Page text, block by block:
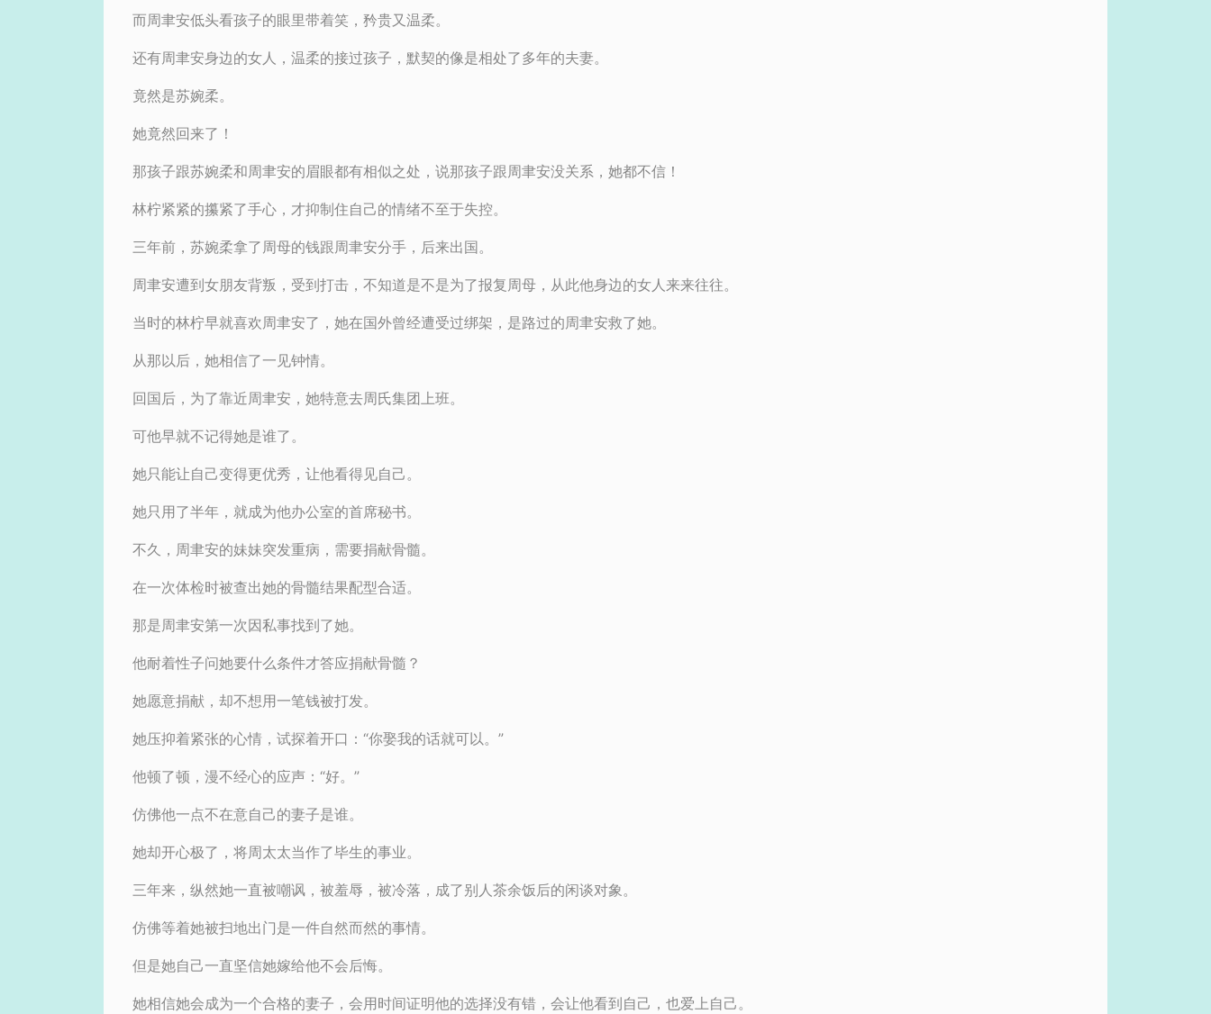
而周聿安低头看孩子的眼里带着笑，矜贵又温柔。
还有周聿安身边的女人，温柔的接过孩子，默契的像是相处了多年的夫妻。
竟然是苏婉柔。
她竟然回来了！
那孩子跟苏婉柔和周聿安的眉眼都有相似之处，说那孩子跟周聿安没关系，她都不信！
林柠紧紧的攥紧了手心，才抑制住自己的情绪不至于失控。
三年前，苏婉柔拿了周母的钱跟周聿安分手，后来出国。
周聿安遭到女朋友背叛，受到打击，不知道是不是为了报复周母，从此他身边的女人来来往往。
当时的林柠早就喜欢周聿安了，她在国外曾经遭受过绑架，是路过的周聿安救了她。
从那以后，她相信了一见钟情。
回国后，为了靠近周聿安，她特意去周氏集团上班。
可他早就不记得她是谁了。
她只能让自己变得更优秀，让他看得见自己。
她只用了半年，就成为他办公室的首席秘书。
不久，周聿安的妹妹突发重病，需要捐献骨髓。
在一次体检时被查出她的骨髓结果配型合适。
那是周聿安第一次因私事找到了她。
他耐着性子问她要什么条件才答应捐献骨髓？
她愿意捐献，却不想用一笔钱被打发。
她压抑着紧张的心情，试探着开口：“你娶我的话就可以。”
他顿了顿，漫不经心的应声：“好。”
仿佛他一点不在意自己的妻子是谁。
她却开心极了，将周太太当作了毕生的事业。
三年来，纵然她一直被嘲讽，被羞辱，被冷落，成了别人茶余饭后的闲谈对象。
仿佛等着她被扫地出门是一件自然而然的事情。
但是她自己一直坚信她嫁给他不会后悔。
她相信她会成为一个合格的妻子，会用时间证明他的选择没有错，会让他看到自己，也爱上自己。